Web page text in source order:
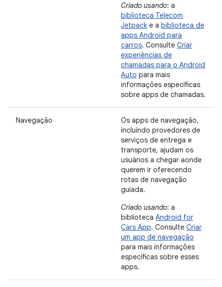
Criado usando: a
biblioteca Telecom
Jetpack e a biblioteca de
apps Android para
carros. Consulte Criar
experiências de
chamadas para o Android
Auto para mais
informações específicas
sobre apps de chamadas.
Navegação
Os apps de navegação,
incluindo provedores de
serviços de entrega e
transporte, ajudam os
usuários a chegar aonde
querem ir oferecendo
rotas de navegação
guiada.
Criado usando: a
biblioteca Android for
Cars App. Consulte Criar
um app de navegação
para mais informações
específicas sobre esses
apps.